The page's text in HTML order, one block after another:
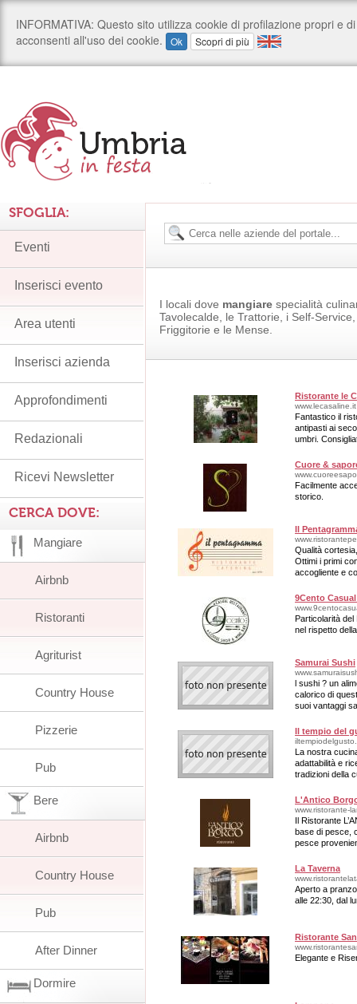
I locali dove mangiare specialità
Tavolecalde, le Trattorie, i Self-
Friggitorie e le Mense.
Ristorante le
www.lecasaline.it
Fantastico il
antipasti ai
umbri.
Cuore &
Facilmente
storico.
Il
Qualità
Ottimi i primi
accogliente e
9Cento
Particolarità
nel rispetto
Samurai Sushi
l sushi ? un
calorico di
suoi vantaggi
Il tempio del
La nostra
adattabilità e
tradizioni della
L'Antico
www.ristorante-
Il Ristorante
base di pesce,
pesce
La Taverna
Aperto a
alle 22:30, dal
Ristorante
Elegante e
SFOGLIA:
Eventi
Inserisci evento
Area utenti
Inserisci azienda
Approfondimenti
Redazionali
Ricevi Newsletter
CERCA DOVE:
Mangiare
Airbnb
Ristoranti
Agriturist
Country House
Pizzerie
Pub
Bere
Airbnb
Country House
Pub
After Dinner
Dormire